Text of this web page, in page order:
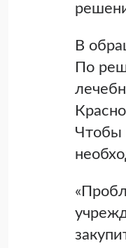
В
По
Чтобы